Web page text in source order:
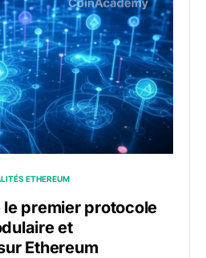
ETHEREUM
premier protocole
et
Ethereum